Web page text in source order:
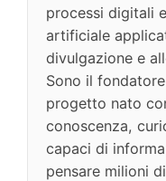
processi digitali
artificiale
divulgazione e
Sono il
progetto nato
conoscenza,
capaci di
pensare milioni